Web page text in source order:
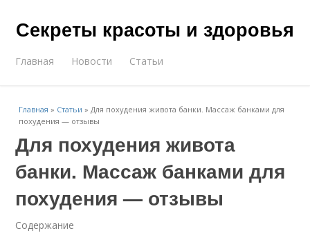
Секреты красоты и здоровья
Главная Новости Статьи
Главная » Статьи »Для похудения живота банки. Массаж банками для
похудения — отзывы
Для похудения живота
банки. Массаж банками для
похудения — отзывы
Содержание